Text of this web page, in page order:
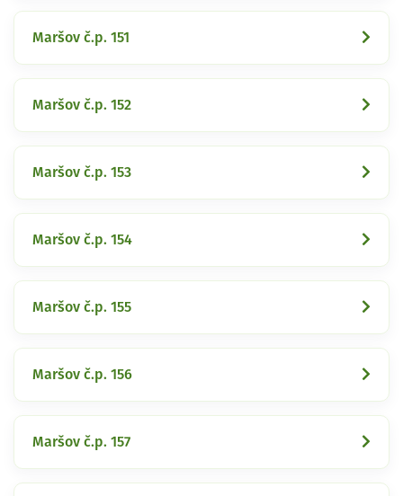
Maršov č.p. 151
Maršov č.p. 152
Maršov č.p. 153
Maršov č.p. 154
Maršov č.p. 155
Maršov č.p. 156
Maršov č.p. 157